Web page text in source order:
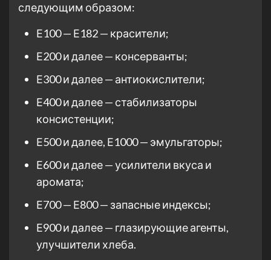
следующим образом:
Е100 — Е182 — красители;
Е200 и далее — консерванты;
Е300 и далее — антиокислители;
Е400 и далее — стабилизаторы
консистенции;
Е500 и далее, Е1000 — эмульгаторы;
Е600 и далее — усилители вкуса и
аромата;
Е700 — Е800 — запасные индексы;
Е900 и далее — глазирующие агенты,
улучшители хлеба.